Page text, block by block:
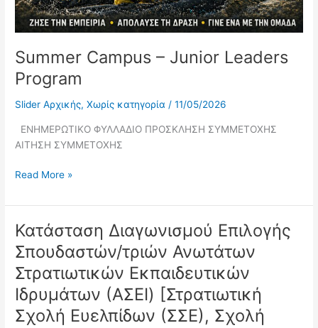
Summer Campus – Junior Leaders
Program
Slider Αρχικής,Χωρίς κατηγορία /11/05/2026
ΕΝΗΜΕΡΩΤΙΚΟ ΦΥΛΛΑΔΙΟ ΠΡΟΣΚΛΗΣΗ ΣΥΜΜΕΤΟΧΗΣ
ΑΙΤΗΣΗ ΣΥΜΜΕΤΟΧΗΣ
Read More »
Κατάσταση Διαγωνισμού Επιλογής
Σπουδαστών/τριών Ανωτάτων
Στρατιωτικών Εκπαιδευτικών
Ιδρυμάτων (ΑΣΕΙ) [Στρατιωτική
Σχολή Ευελπίδων (ΣΣΕ), Σχολή
Κατάσταση
Διαγωνισμού
Επιλογής
Σπουδαστών/
τριών
Ανωτάτων
Στρατιωτικών